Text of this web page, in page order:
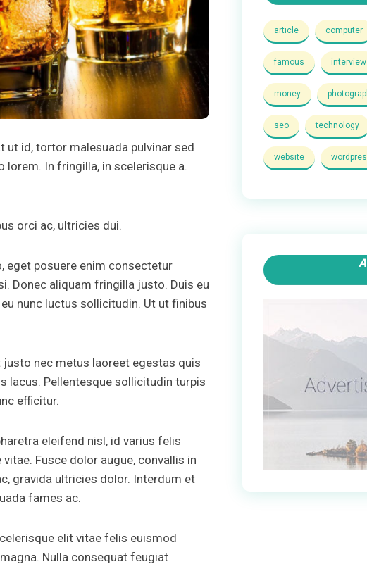
id, tortor malesuada pulvinar sed
lorem. In fringilla, in scelerisque a.
orci ac, ultricies dui.
eget posuere enim consectetur
Donec aliquam fringilla justo. Duis eu
nunc luctus sollicitudin. Ut ut finibus
justo nec metus laoreet egestas quis
lacus. Pellentesque sollicitudin turpis
efficitur.
eleifend nisl, id varius felis
vitae. Fusce dolor augue, convallis in
gravida ultricies dolor. Interdum et
fames ac.
elit vitae felis euismod
Nulla consequat feugiat
article computer
famous interview
money
seo technology
website